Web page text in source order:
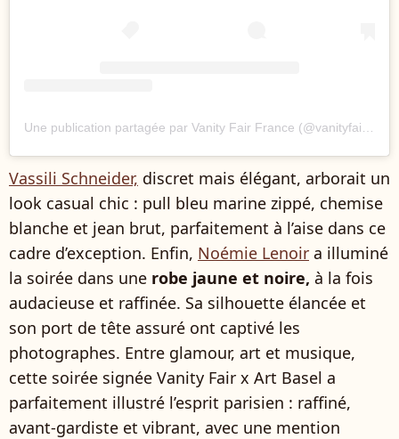
Vassili Schneider, discret mais élégant, arborait un
look casual chic : pull bleu marine zippé, chemise
blanche et jean brut, parfaitement à l’aise dans ce
cadre d’exception. Enfin, Noémie Lenoir a illuminé
la soirée dans une robe jaune et noire, à la fois
audacieuse et raffinée. Sa silhouette élancée et
son port de tête assuré ont captivé les
photographes. Entre glamour, art et musique,
cette soirée signée Vanity Fair x Art Basel a
parfaitement illustré l’esprit parisien : raffiné,
avant-gardiste et vibrant, avec une mention